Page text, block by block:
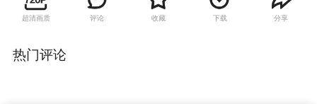
心策划、打造的“全成热恋”社区婚介所终于开业
了，丁二春摇身变成了社区最有争议的“首席男媒
超清画质 评论 收藏 下载 分享
热门评论